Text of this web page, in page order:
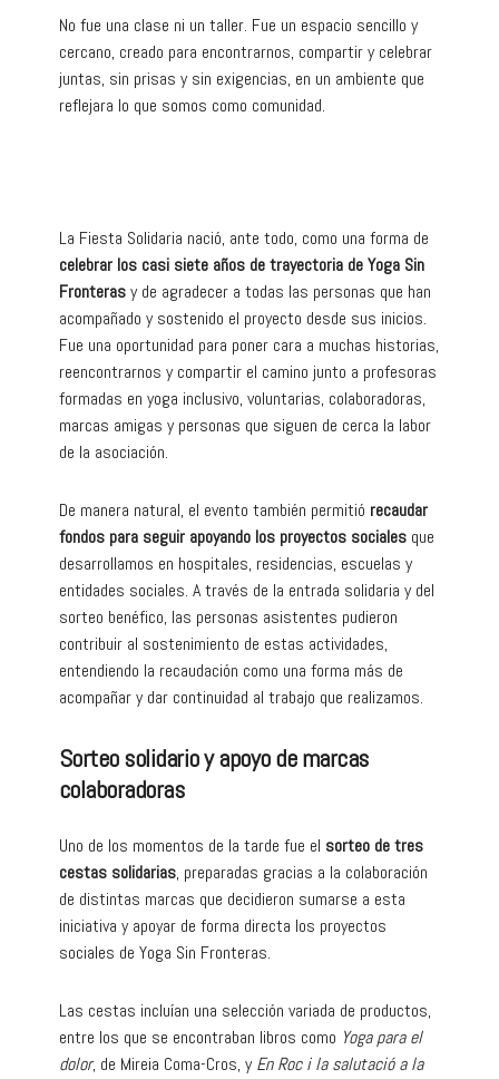
No fue una clase ni un taller. Fue un espacio sencillo y
cercano, creado para encontrarnos, compartir y celebrar
juntas, sin prisas y sin exigencias, en un ambiente que
reflejara lo que somos como comunidad.
La Fiesta Solidaria nació, ante todo, como una forma de
celebrar los casi siete años de trayectoria de Yoga Sin
Fronterasy de agradecer a todas las personas que han
acompañado y sostenido el proyecto desde sus inicios.
Fue una oportunidad para poner cara a muchas historias,
reencontrarnos y compartir el camino junto a profesoras
formadas en yoga inclusivo, voluntarias, colaboradoras,
marcas amigas y personas que siguen de cerca la labor
de la asociación.
De manera natural, el evento también permitió recaudar
fondos para seguir apoyando los proyectos socialesque
desarrollamos en hospitales, residencias, escuelas y
entidades sociales. A través de la entrada solidaria y del
sorteo benéfico, las personas asistentes pudieron
contribuir al sostenimiento de estas actividades,
entendiendo la recaudación como una forma más de
acompañar y dar continuidad al trabajo que realizamos.
Sorteo solidario y apoyo de marcas
colaboradoras
Uno de los momentos de la tarde fue el sorteo de tres
cestas solidarias, preparadas gracias a la colaboración
de distintas marcas que decidieron sumarse a esta
iniciativa y apoyar de forma directa los proyectos
sociales de Yoga Sin Fronteras.
Las cestas incluían una selección variada de productos,
entre los que se encontraban libros como Yoga para el
dolor, de Mireia Coma-Cros, yEn Roc i la salutació a la